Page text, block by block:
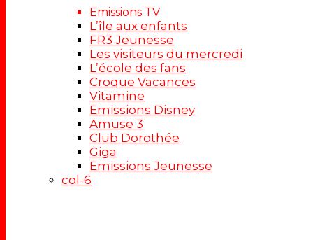
Emissions TV
L’île aux enfants
FR3 Jeunesse
Les visiteurs du mercredi
L’école des fans
Croque Vacances
Vitamine
Emissions Disney
Amuse 3
Club Dorothée
Giga
Emissions Jeunesse
col-6